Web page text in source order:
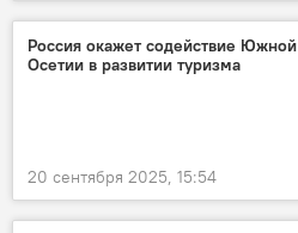
Россия окажет содействие Южной
Осетии в развитии туризма
20 сентября 2025, 15:54